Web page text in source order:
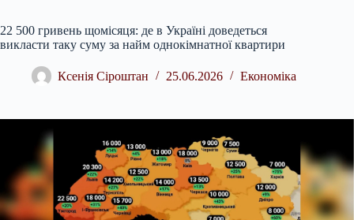
22 500 гривень щомісяця: де в Україні доведеться
викласти таку суму за найм однокімнатної квартири
Ксенія Сіроштан 25.06.2026 Економіка